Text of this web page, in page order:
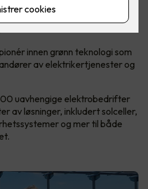
har vi etablert et
innen grønn teknologi som
av elektrikertjenester og
uavhengige elektrobedrifter
av løsninger, inkludert solceller,
og mer til både